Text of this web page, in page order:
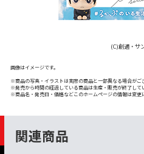
(C)創通・サ
画像はイメージです。
※商品の写真・イラストは実際の商品と一部異なる場合がご
※発売から時間の経過している商品は生産・販売が終了して
※商品名・発売日・価格などこのホームページの情報は変更
関連商品